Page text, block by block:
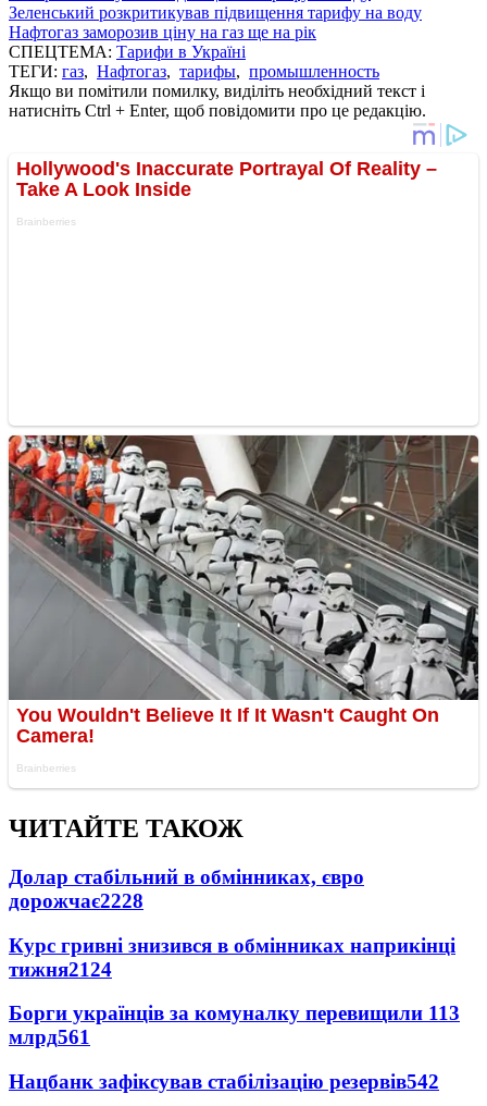
Зеленський розкритикував підвищення тарифу на воду
Нафтогаз заморозив ціну на газ ще на рік
СПЕЦТЕМА: Тарифи в Україні
ТЕГИ: газ, Нафтогаз, тарифы, промышленность
Якщо ви помітили помилку, виділіть необхідний текст і
натисніть Ctrl + Enter, щоб повідомити про це редакцію.
ЧИТАЙТЕ ТАКОЖ
Долар стабільний в обмінниках, євро
дорожчає2228
Курс гривні знизився в обмінниках наприкінці
тижня2124
Борги українців за комуналку перевищили 113
млрд561
Нацбанк зафіксував стабілізацію резервів542